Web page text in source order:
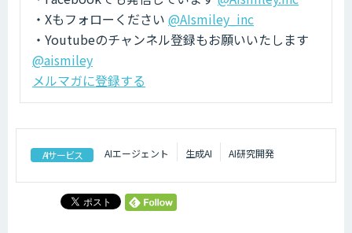
・Xもフォローください @AIsmiley_inc
・Youtubeのチャンネル登録もお願いいたします
@aismiley
メルマガに登録する
AIサービス AIエージェント 生成AI AI研究開発